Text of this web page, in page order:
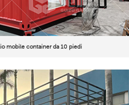
mobile container da 10 piedi